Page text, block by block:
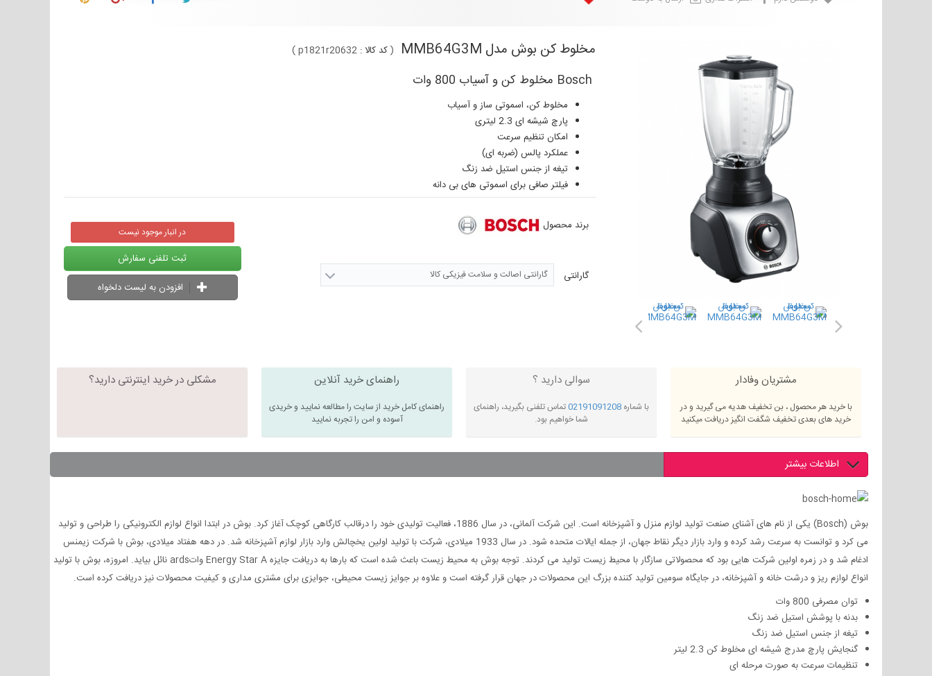
مخلوط کن بوش مدل MMB64G3M (کد کالا : p1821r20632
)
Bosch مخلوط کن و آسیاب 800 وات
مخلوط کن، اسموتی ساز و آسیاب
پارچ شیشه ای 2.3 لیتری
امکان تنظیم سرعت
عملکرد پالس ‏(‏ضربه ای‏)‏
تیغه از جنس استیل ضد زنگ
فیلتر صافی برای اسموتی های بی دانه
برند محصول
گارانتی گارانتی اصالت و سلامت فیزیکی کالا
در انبار موجود نیست
ثبت تلفنی سفارش
افزودن به لیست دلخواه
مشتریان وفادار
با خرید هر محصول ، بن تخفیف هدیه می گیرید و در
خرید های بعدی تخفیف شگفت انگیز دریافت میکنید
سوالی دارید ؟
با شماره 02191091208تماس تلفنی بگیرید، راهنمای
شما خواهیم بود.
راهنمای خرید آنلاین
راهنمای کامل خرید از سایت را مطالعه نمایید و خریدی
آسوده و امن را تجربه نمایید
مشکلی در خرید اینترنتی دارید؟
اطلاعات بیشتر
بوش ‏(‏Bosch‏)‏ یکی از نام های آشنای صنعت تولید لوازم منزل و آشپزخانه است‏.‏ این شرکت آلمانی، در سال 1886، فعالیت تولیدی خود را درقالب کارگاهی کوچک آغاز کرد‏.‏ بوش در ابتدا انواع لوازم الکترونیکی را طراحی و تولید
می کرد و توانست به سرعت رشد کرده و وارد بازار دیگر نقاط جهان، از جمله ایالات متحده شود‏.‏ در سال 1933 میلادی، شرکت با تولید اولین یخچالش وارد بازار لوازم آشپزخانه شد‏.‏ در دهه هفتاد میلادی، بوش با شرکت زیمنس
ادغام شد و در زمره اولین شرکت هایی بود که محصولاتی سازگار با محیط زیست تولید می کردند‏.‏ توجه بوش به محیط زیست باعث شده است که بارها به دریافت جایزه Energy Star A واتards نائل بیاید‏.‏ امروزه، بوش با تولید
انواع لوازم ریز و درشت خانه و آشپزخانه، در جایگاه سومین تولید کننده بزرگ این محصولات در جهان قرار گرفته است و علاوه بر جوایز زیست محیطی، جوایزی برای مشتری مداری و کیفیت محصولات نیز دریافت کرده است‏.‏
توان مصرفی 800 وات
بدنه با پوشش استیل ضد زنگ
تیغه از جنس استیل ضد زنگ
گنجایش پارچ مدرج شیشه ای مخلوط کن 2.3 لیتر
تنظیمات سرعت به صورت مرحله ای